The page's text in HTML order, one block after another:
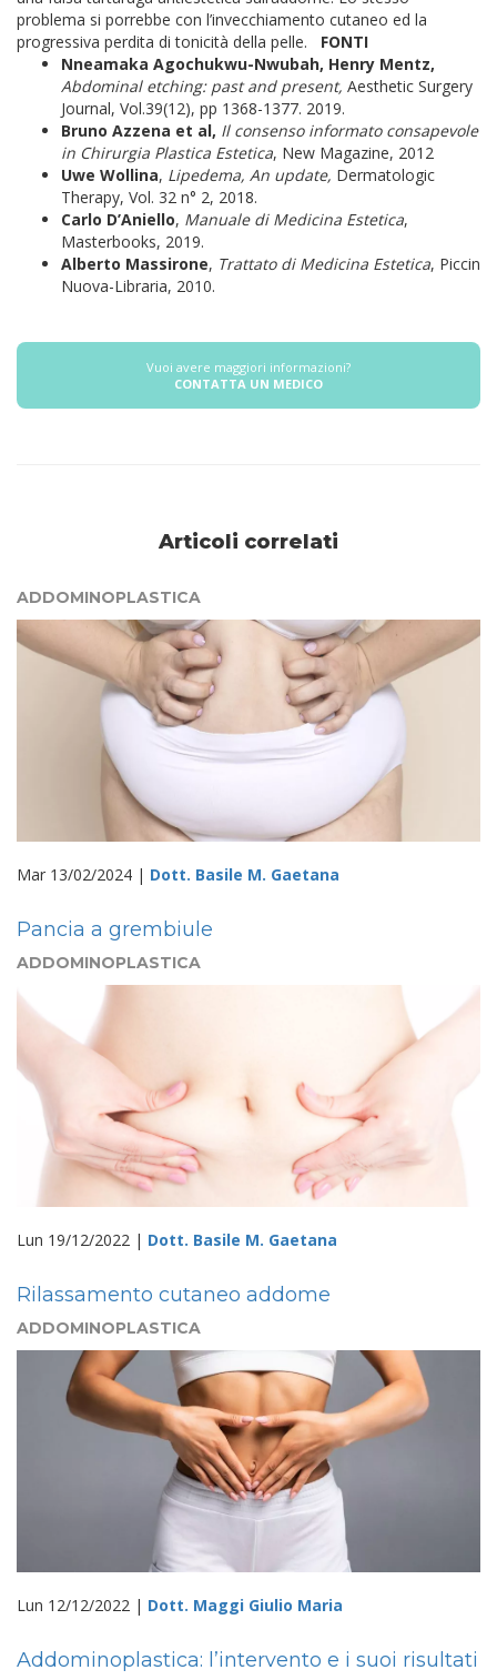
problema si porrebbe con l’invecchiamento cutaneo ed la
progressiva perdita di tonicità della pelle.
FONTI
Nneamaka Agochukwu-Nwubah, Henry Mentz,
Abdominal etching: past and present, Aesthetic Surgery
Journal, Vol.39(12), pp 1368-1377. 2019.
Bruno Azzena et al, Il consenso informato consapevole
in Chirurgia Plastica Estetica, New Magazine, 2012
Uwe Wollina, Lipedema, An update, Dermatologic
Therapy, Vol. 32 n° 2, 2018.
Carlo D’Aniello, Manuale di Medicina Estetica,
Masterbooks, 2019.
Alberto Massirone, Trattato di Medicina Estetica, Piccin
Nuova-Libraria, 2010.
Vuoi avere maggiori informazioni?
CONTATTA UN MEDICO
Articoli correlati
ADDOMINOPLASTICA
Mar 13/02/2024 | Dott. Basile M. Gaetana
Pancia a grembiule
ADDOMINOPLASTICA
Lun 19/12/2022 | Dott. Basile M. Gaetana
Rilassamento cutaneo addome
ADDOMINOPLASTICA
Lun 12/12/2022 | Dott. Maggi Giulio Maria
Addominoplastica: l’intervento e i suoi risultati